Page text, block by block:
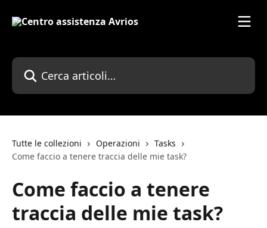
Cerca articoli…
Tutte le collezioni Operazioni
Tasks
Come faccio a tenere traccia delle mie task?
Come faccio a tenere
traccia delle mie task?